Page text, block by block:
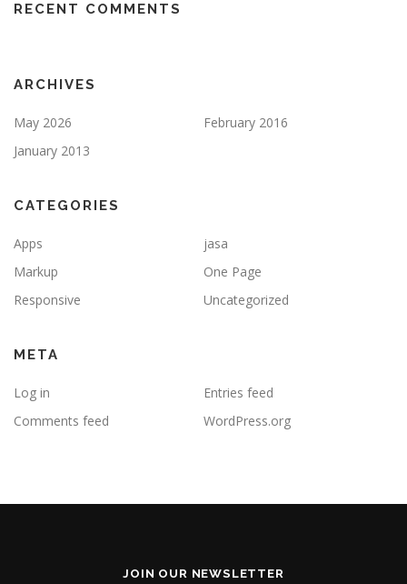
RECENT COMMENTS
ARCHIVES
May 2026
February 2016
January 2013
CATEGORIES
Apps
jasa
Markup
One Page
Responsive
Uncategorized
META
Log in
Entries feed
Comments feed
WordPress.org
JOIN OUR NEWSLETTER